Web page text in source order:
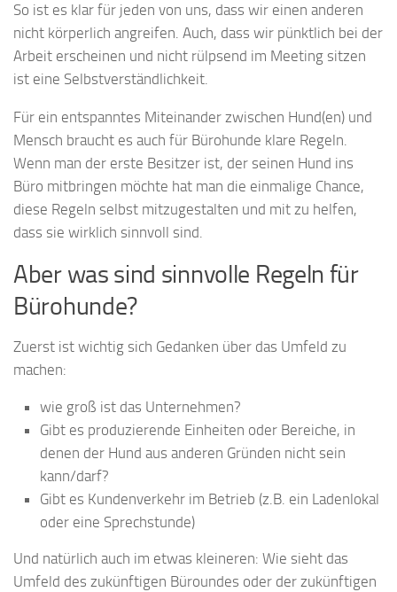
So ist es klar für jeden von uns, dass wir einen anderen
nicht körperlich angreifen. Auch, dass wir pünktlich bei der
Arbeit erscheinen und nicht rülpsend im Meeting sitzen
ist eine Selbstverständlichkeit.
Für ein entspanntes Miteinander zwischen Hund(en) und
Mensch braucht es auch für Bürohunde klare Regeln.
Wenn man der erste Besitzer ist, der seinen Hund ins
Büro mitbringen möchte hat man die einmalige Chance,
diese Regeln selbst mitzugestalten und mit zu helfen,
dass sie wirklich sinnvoll sind.
Aber was sind sinnvolle Regeln für
Bürohunde?
Zuerst ist wichtig sich Gedanken über das Umfeld zu
machen:
wie groß ist das Unternehmen?
Gibt es produzierende Einheiten oder Bereiche, in
denen der Hund aus anderen Gründen nicht sein
kann/darf?
Gibt es Kundenverkehr im Betrieb (z.B. ein Ladenlokal
oder eine Sprechstunde)
Und natürlich auch im etwas kleineren: Wie sieht das
Umfeld des zukünftigen Büroundes oder der zukünftigen